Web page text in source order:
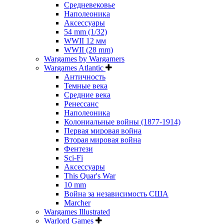
Средневековье
Наполеоника
Аксессуары
54 mm (1/32)
WWII 12 мм
WWII (28 mm)
Wargames by Wargamers
Wargames Atlantic
Античность
Темные века
Средние века
Ренессанс
Наполеоника
Колониальные войны (1877-1914)
Первая мировая война
Вторая мировая война
Фентези
Sci-Fi
Аксессуары
This Quar's War
10 mm
Война за независимость США
Marcher
Wargames Illustrated
Warlord Games